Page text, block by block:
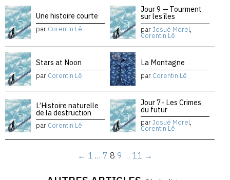
Une histoire courte
par Corentin Lê
Jour 9 — Tourment
sur les îles
parJosué Morel,
Corentin Lê
Stars at Noon
par Corentin Lê
La Montagne
par Corentin Lê
L’Histoire naturelle
de la destruction
par Corentin Lê
Jour 7- Les Crimes
du futur
parJosué Morel,
Corentin Lê
← 1 … 7 8 9 … 11 →